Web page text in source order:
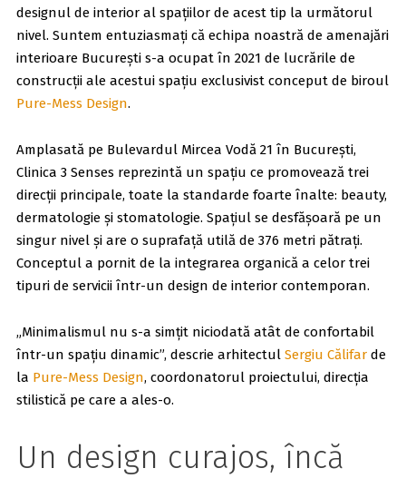
designul de interior al spațiilor de acest tip la următorul
nivel. Suntem entuziasmați că echipa noastră de amenajări
interioare București s-a ocupat în 2021 de lucrările de
construcții ale acestui spațiu exclusivist conceput de biroul
Pure-Mess Design.
Amplasată pe Bulevardul Mircea Vodă 21 în București,
Clinica 3 Senses reprezintă un spațiu ce promovează trei
direcții principale, toate la standarde foarte înalte: beauty,
dermatologie și stomatologie. Spațiul se desfășoară pe un
singur nivel și are o suprafață utilă de 376 metri pătrați.
Conceptul a pornit de la integrarea organică a celor trei
tipuri de servicii într-un design de interior contemporan.
„Minimalismul nu s-a simțit niciodată atât de confortabil
într-un spațiu dinamic”, descrie arhitectul Sergiu Călifarde
la Pure-Mess Design, coordonatorul proiectului, direcția
stilistică pe care a ales-o.
Un design curajos, încă